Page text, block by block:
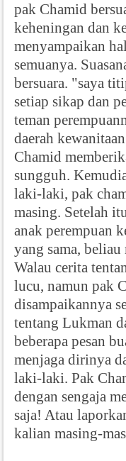
pak Chamid
keheningan dan
menyampaikan
semuanya.
bersuara. "saya
setiap sikap dan
teman
daerah
Chamid
sungguh.
laki-laki, pak
masing. Setelah
anak perempuan
yang sama,
Walau cerita
lucu, namun pak
disampaikannya
tentang Lukman
beberapa pesan
menjaga dirinya
laki-laki. Pak
dengan sengaja
saja! Atau
kalian masing-